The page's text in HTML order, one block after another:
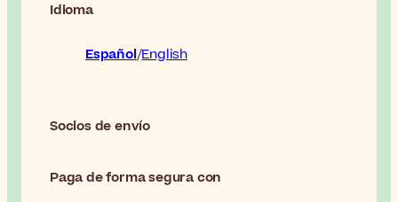
Idioma
Español English
Socios de envío
Paga de forma segura con